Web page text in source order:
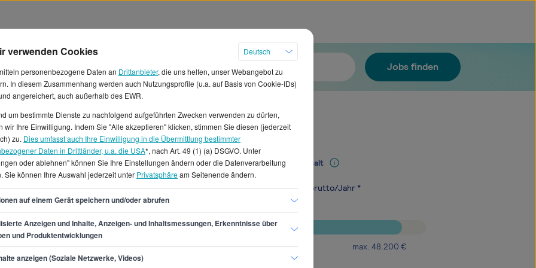
Jobs finden
Gehälter in Deutschland
durchschnittliches
von ca. 3.316 € erwarten,
als
€ und 48.200 € pro
Bochum, Düsseldorf,
für Betriebsassistent/in
1 offene Jobs für
Mediangehalt
39.800€ brutto/Jahr *
min.32.400€ max. 48.200 €
verwenden Cookies
Deutsch
personenbezogene Daten an Drittanbieter, die uns helfen, unser Webangebot zu
In diesem Zusammenhang werden auch Nutzungsprofile (u.a. auf Basis von Cookie-IDs)
angereichert, auch außerhalb des EWR.
um bestimmte Dienste zu nachfolgend aufgeführten Zwecken verwenden zu dürfen,
wir Ihre Einwilligung. Indem Sie "Alle akzeptieren" klicken, stimmen Sie diesen (jederzeit
zu. Dies umfasst auch Ihre Einwilligung in die Übermittlung bestimmter
Daten in Drittländer, u.a. die USA*, nach Art. 49 (1) (a) DSGVO. Unter
oder ablehnen" können Sie Ihre Einstellungen ändern oder die Datenverarbeitung
Sie können Ihre Auswahl jederzeit unter Privatsphäream Seitenende ändern.
auf einem Gerät speichern und/oder abrufen
Anzeigen und Inhalte, Anzeigen- und Inhaltsmessungen, Erkenntnisse über
und Produktentwicklungen
anzeigen (Soziale Netzwerke, Videos)